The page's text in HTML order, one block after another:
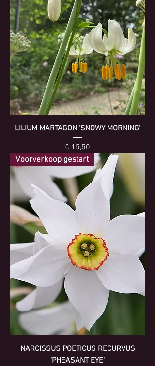
LILIUM MARTAGON 'SNOWY MORNING'
Prijs
€ 15,50
Voorverkoop gestart
NARCISSUS POETICUS RECURVUS
'PHEASANT EYE'